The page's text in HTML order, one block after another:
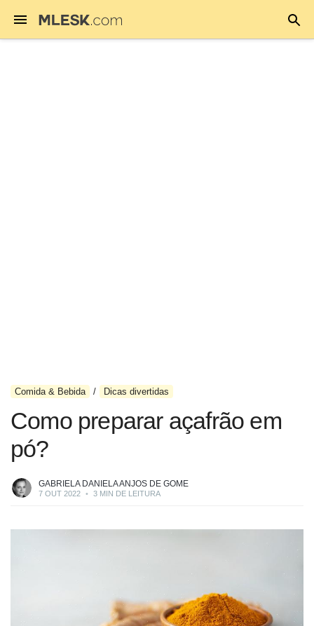
Comida & Bebida Dicas divertidas
Como preparar açafrão em
pó?
GABRIELA DANIELA ANJOS DE GOME
7 OUT 2022 • 3 MIN DE LEITURA